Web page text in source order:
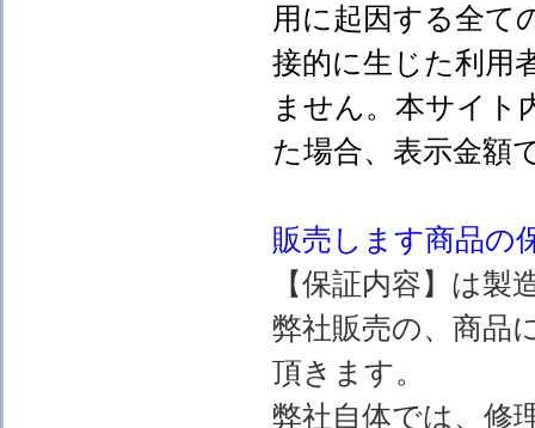
用に起因する全て
接的に生じた利用
ません。本サイト
た場合、表示金
販売します商品の
【保証内容】は
弊社販売の、商品
頂きます。
弊社自体では、修